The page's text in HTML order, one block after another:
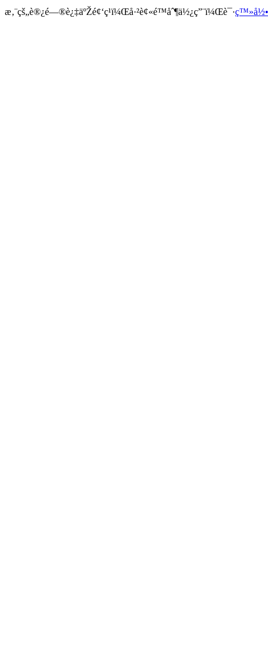
æ‚¨çš„è®¿é—®è¿‡äºŽé¢‘ç¹ï¼Œå·²è¢«é™åˆ¶ä½¿ç”¨ï¼Œè¯·ç™»å½•